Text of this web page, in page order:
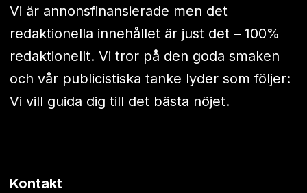
Vi är annonsfinansierade men det
redaktionella innehållet är just det – 100%
redaktionellt. Vi tror på den goda smaken
och vår publicistiska tanke lyder som följer:
Vi vill guida dig till det bästa nöjet.
Kontakt